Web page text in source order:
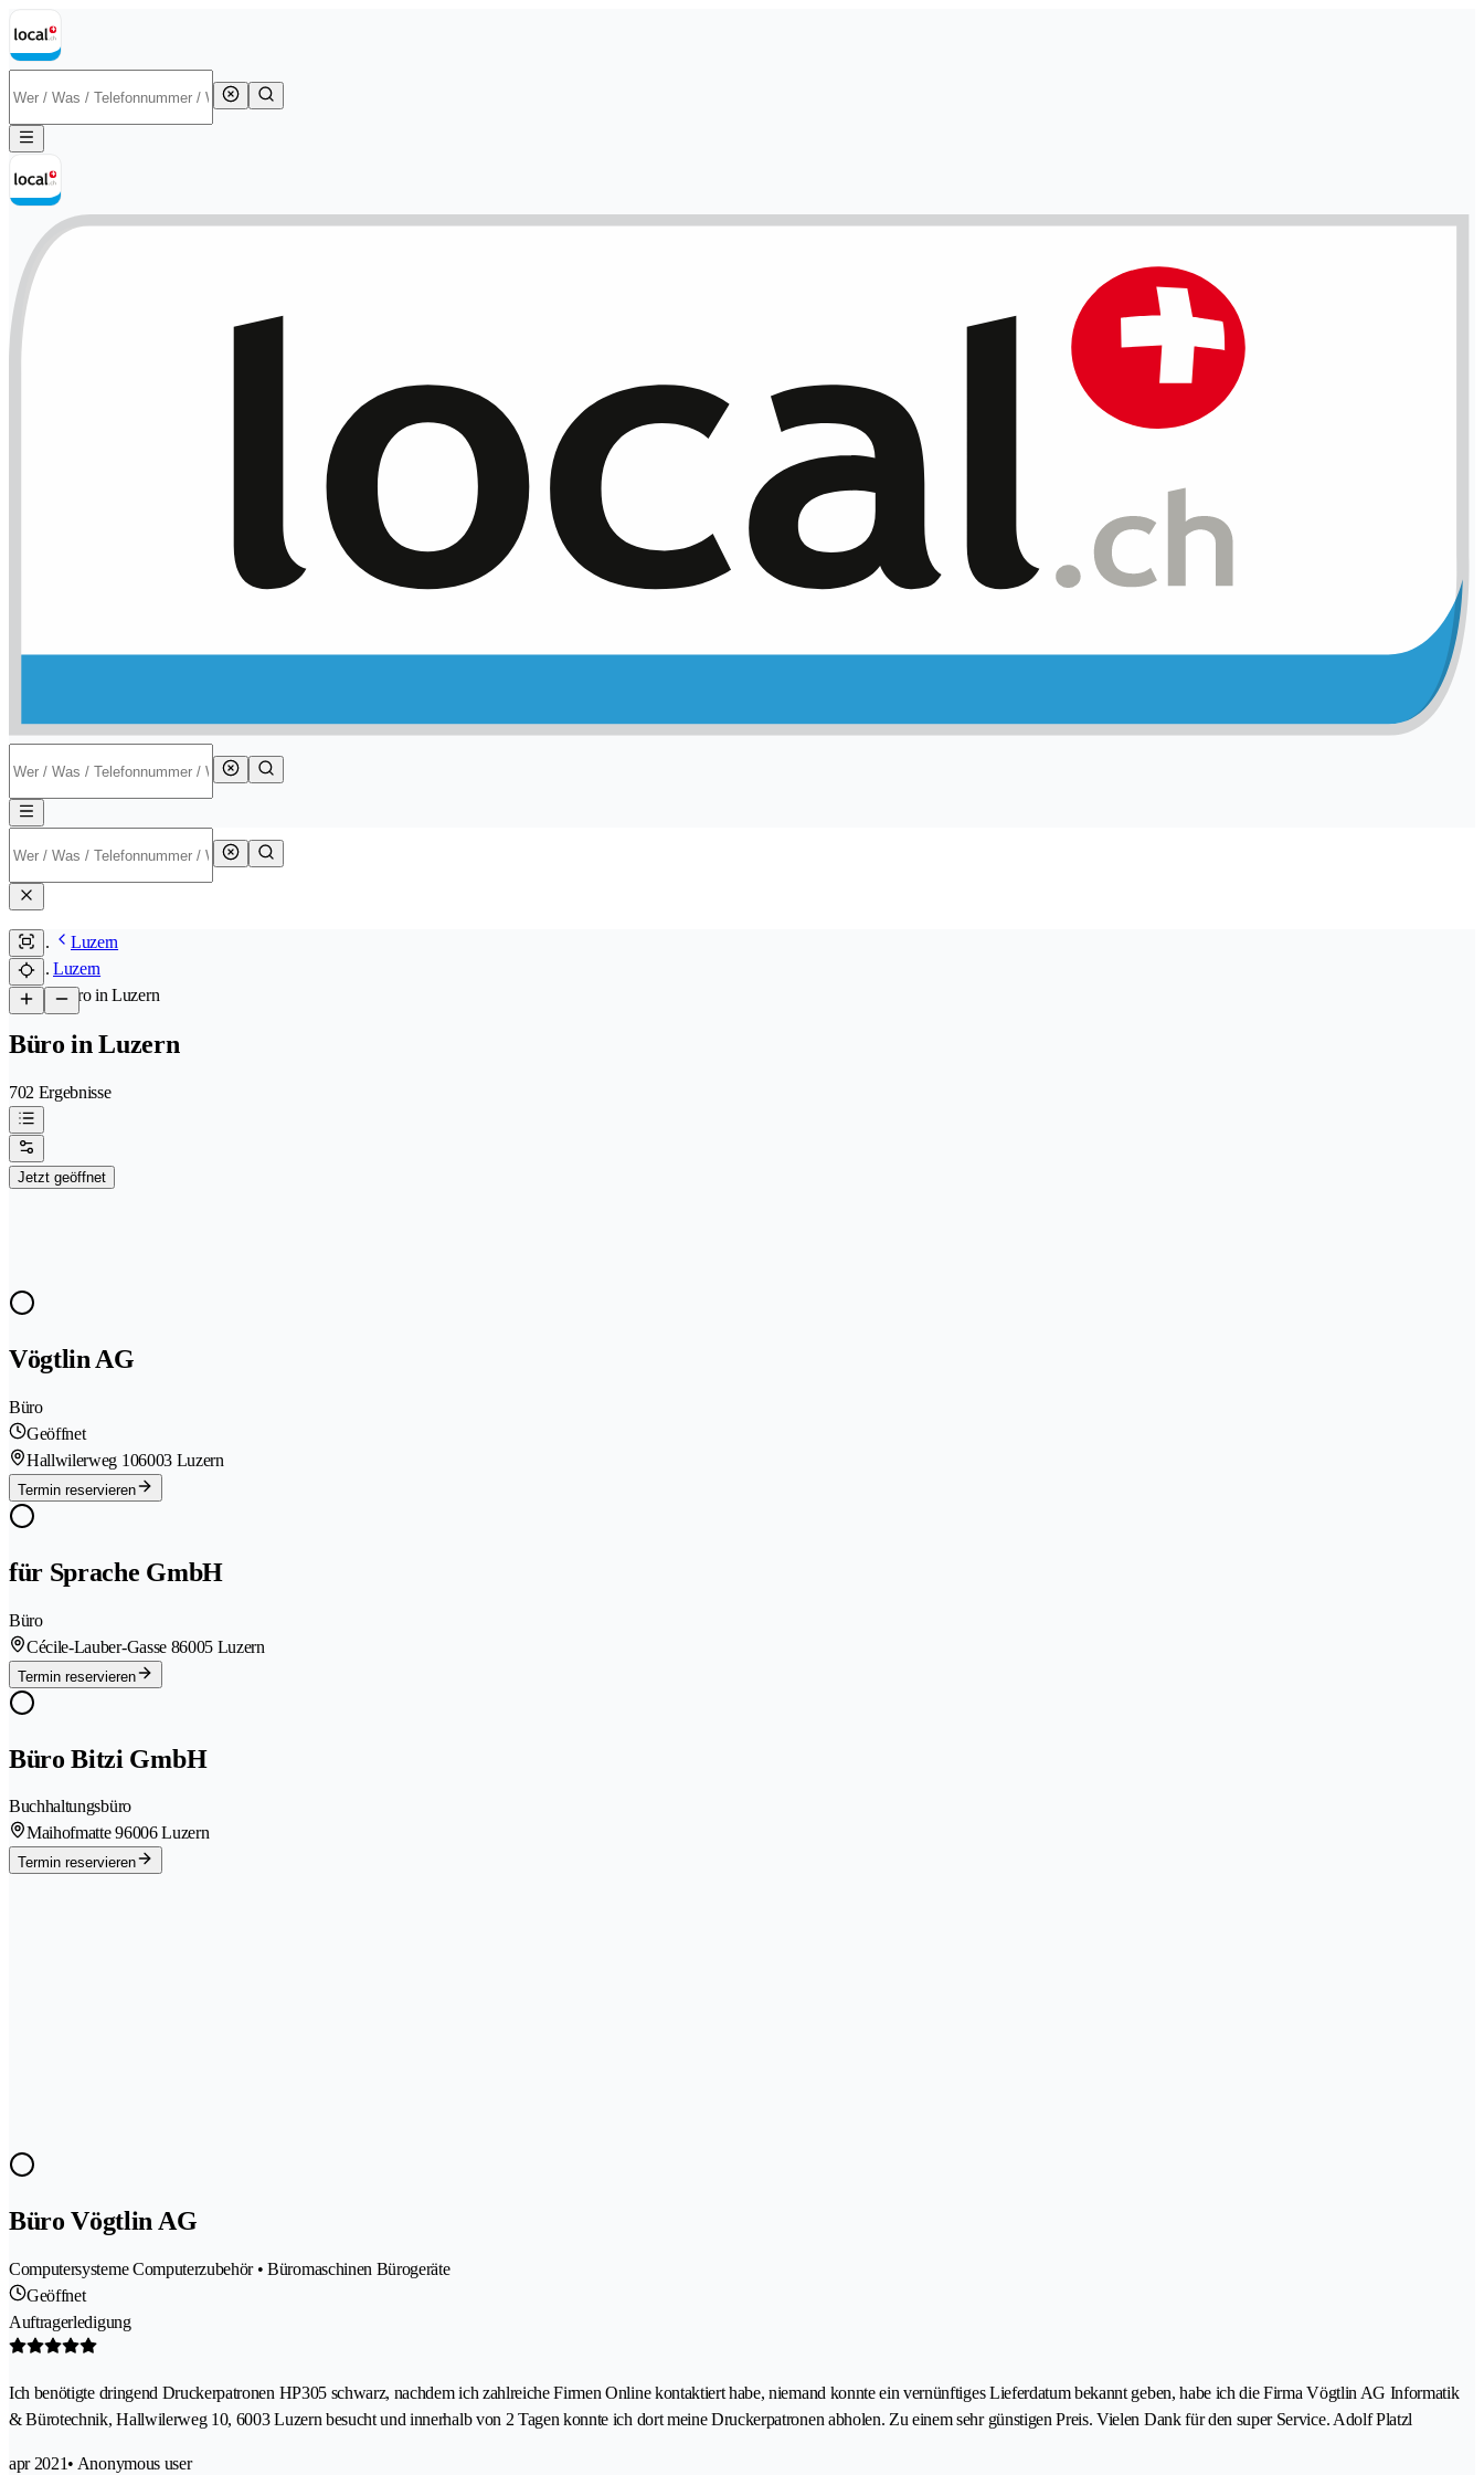
Luzern
Luzern
/Büro in Luzern
Büro in Luzern
702 Ergebnisse
Jetzt geöffnet
Vögtlin AG
Büro
Geöffnet
Hallwilerweg 106003 Luzern
Termin reservieren
für Sprache GmbH
Büro
Cécile-Lauber-Gasse 86005 Luzern
Termin reservieren
Büro Bitzi GmbH
Buchhaltungsbüro
Maihofmatte 96006 Luzern
Termin reservieren
Büro Vögtlin AG
Computersysteme Computerzubehör • Büromaschinen Bürogeräte
Geöffnet
Auftragerledigung
Ich benötigte dringend Druckerpatronen HP305 schwarz, nachdem ich zahlreiche Firmen Online kontaktiert habe, niemand konnte ein vernünftiges Lieferdatum bekannt geben, habe ich die Firma Vögtlin AG Informatik
& Bürotechnik, Hallwilerweg 10, 6003 Luzern besucht und innerhalb von 2 Tagen konnte ich dort meine Druckerpatronen abholen. Zu einem sehr günstigen Preis. Vielen Dank für den super Service. Adolf Platzl
apr 2021• Anonymous user